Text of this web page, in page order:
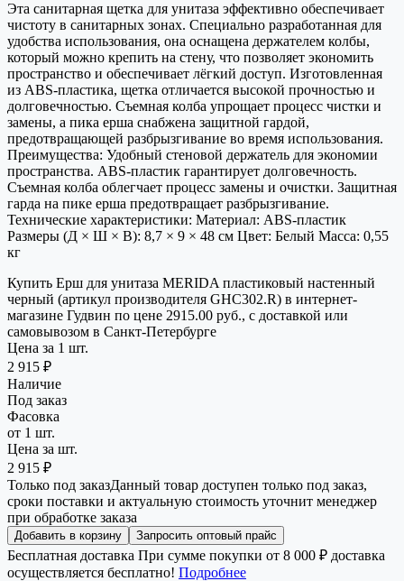
Эта санитарная щетка для унитаза эффективно обеспечивает
чистоту в санитарных зонах. Специально разработанная для
удобства использования, она оснащена держателем колбы,
который можно крепить на стену, что позволяет экономить
пространство и обеспечивает лёгкий доступ. Изготовленная
из ABS-пластика, щетка отличается высокой прочностью и
долговечностью. Съемная колба упрощает процесс чистки и
замены, а пика ерша снабжена защитной гардой,
предотвращающей разбрызгивание во время использования.
Преимущества: Удобный стеновой держатель для экономии
пространства. ABS-пластик гарантирует долговечность.
Съемная колба облегчает процесс замены и очистки. Защитная
гарда на пике ерша предотвращает разбрызгивание.
Технические характеристики: Материал: ABS-пластик
Размеры (Д × Ш × В): 8,7 × 9 × 48 см Цвет: Белый Масса: 0,55
кг
Купить Ерш для унитаза MERIDA пластиковый настенный
черный (артикул производителя GHC302.R) в интернет-
магазине Гудвин по цене 2915.00 руб., с доставкой или
самовывозом в Санкт-Петербурге
Цена за 1 шт.
2 915 ₽
Наличие
Под заказ
Фасовка
от 1 шт.
Цена за шт.
2 915 ₽
Только под заказДанный товар доступен только под заказ,
сроки поставки и актуальную стоимость уточнит менеджер
при обработке заказа
Добавить в корзину Запросить оптовый прайс
Бесплатная доставка При сумме покупки от 8 000 ₽ доставка
осуществляется бесплатно! Подробнее